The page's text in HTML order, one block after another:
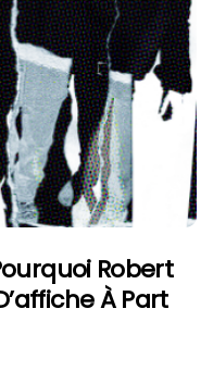
Robert
À Part